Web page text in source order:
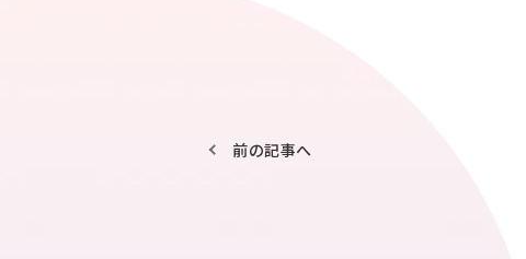
前の記事へ